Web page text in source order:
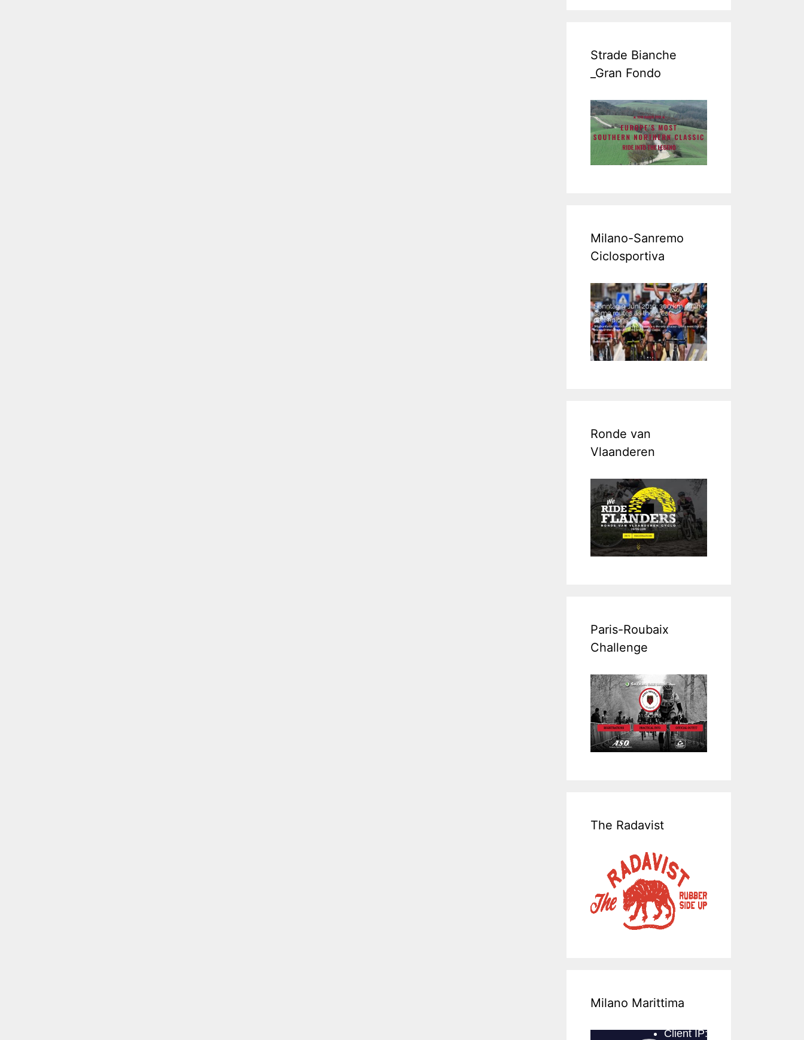
Strade Bianche
_Gran Fondo
Milano-Sanremo
Ciclosportiva
Ronde van
Vlaanderen
Paris-Roubaix
Challenge
The Radavist
Milano Marittima